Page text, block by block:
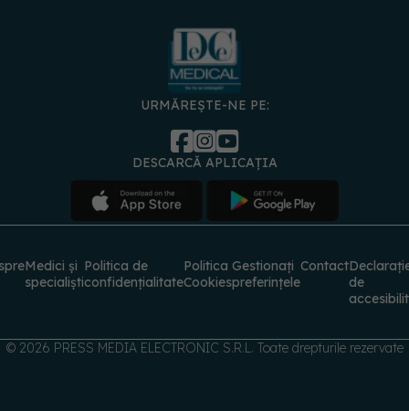
URMĂREȘTE-NE PE:
DESCARCĂ APLICAȚIA
specialiști confidențialitate Cookies preferințele
de
© 2026 PRESS MEDIA ELECTRONIC S.R.L. Toate drepturile rezervate